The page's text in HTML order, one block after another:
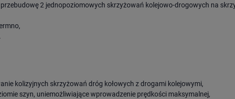
2 jednopoziomowych skrzyżowań kolejowo-drogowych na
kolizyjnych skrzyżowań dróg kołowych z drogami kolejowymi,
szyn, uniemożliwiające wprowadzenie prędkości maksymalnej,